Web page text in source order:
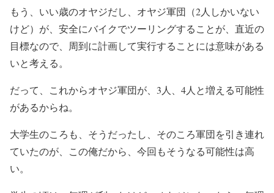
もう、いい歳のオヤジだし、オヤジ軍団（2人しかいない
けど）が、安全にバイクでツーリングすることが、直近の
目標なので、周到に計画して実行することには意味がある
いと考える。
だって、これからオヤジ軍団が、3人、4人と増える可能性
があるからね。
大学生のころも、そうだったし、そのころ軍団を引き連れ
ていたのが、この俺だから、今回もそうなる可能性は高
い。